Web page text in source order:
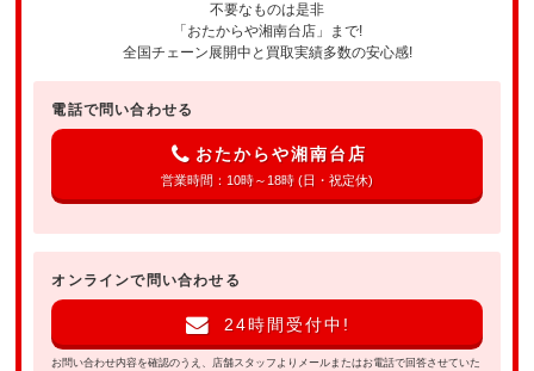
不要なものは是非
「おたからや湘南台店」まで!
全国チェーン展開中と買取実績多数の安心感!
電話で問い合わせる
おたからや湘南台店
営業時間：10時～18時 (日・祝定休)
オンラインで問い合わせる
24時間受付中!
お問い合わせ内容を確認のうえ、店舗スタッフよりメールまたはお電話で回答させていた